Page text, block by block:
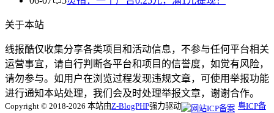
关于本站
线报酷仅收集分享各类项目和活动信息，不参与任何平台相关
运营事宜，请自行判断各平台和项目的信誉度，如觉有风险，
请勿参与。如用户在浏览过程发现违规文章，可使用举报功能
进行通知本站处理，我们会及时处理举报文章，谢谢合作。
Copyright © 2018-2026 本站由Z-BlogPHP强力驱动
粤ICP备